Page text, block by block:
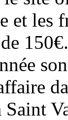
et les
150€.
Saint